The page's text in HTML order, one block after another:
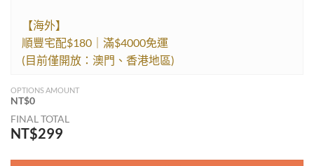
【海外】
順豐宅配$180｜滿$4000免運
(目前僅開放：澳門、香港地區)
OPTIONS AMOUNT
NT$0
FINAL TOTAL
NT$299